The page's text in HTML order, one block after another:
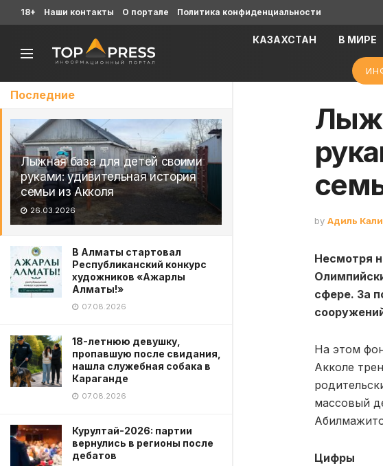
Последние
Лыжная база для детей своими
руками: удивительная история
семьи из Акколя
26.03.2026
В Алматы стартовал
Республиканский конкурс
художников «Ажарлы
Алматы!»
07.08.2026
18-летнюю девушку,
пропавшую после свидания,
нашла служебная собака в
Караганде
07.08.2026
Курултай-2026: партии
вернулись в регионы после
дебатов
18+ Наши контакты О портале Политика конфиденциальности
КАЗАХСТАН В МИРЕ
by Адиль
Несмотря
сфере. За
На этом
Акколе
массовый
Цифры